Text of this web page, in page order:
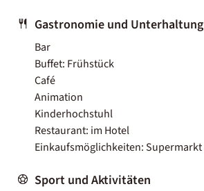
Gastronomie und Unterhaltung
Bar
Buffet: Frühstück
Café
Animation
Kinderhochstuhl
Restaurant: im Hotel
Einkaufsmöglichkeiten: Supermarkt
Sport und Aktivitäten